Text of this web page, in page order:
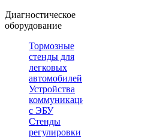
Диагностическое
оборудование
Тормозные
стенды для
легковых
автомобилей
Устройства
коммуникации
с ЭБУ
Стенды
регулировки